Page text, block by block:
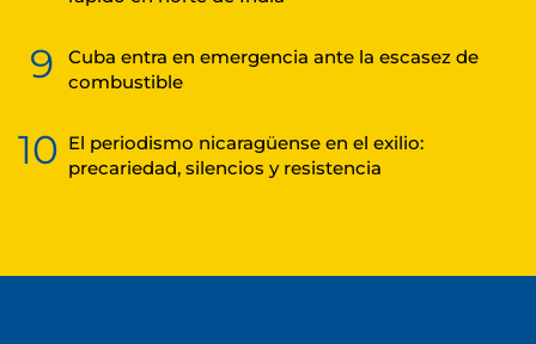
9
Cuba entra en emergencia ante la escasez de
combustible
10 El periodismo nicaragüense en el exilio:
precariedad, silencios y resistencia